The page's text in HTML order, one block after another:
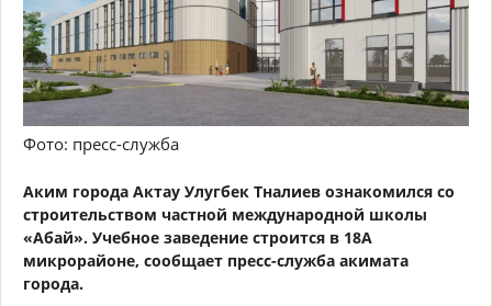
Фото: пресс-служба
Аким города Актау Улугбек Тналиев ознакомился со
строительством частной международной школы
«Абай». Учебное заведение строится в 18А
микрорайоне, сообщает пресс-служба акимата
города.